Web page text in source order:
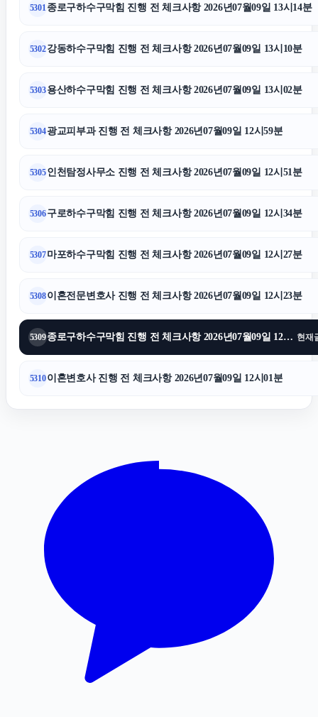
기아 EV3 장기렌트
수원마약전문변호사
강남하수구막힘
5301 종로구하수구막힘 진행 전 체크사항 2026년07월09일 13시14분
5302강동하수구막힘 진행 전 체크사항 2026년07월09일 13시10분
5303용산하수구막힘 진행 전 체크사항 2026년07월09일 13시02분
5304광교피부과 진행 전 체크사항 2026년07월09일 12시59분
5305인천탐정사무소 진행 전 체크사항 2026년07월09일 12시51분
5306구로하수구막힘 진행 전 체크사항 2026년07월09일 12시34분
5307마포하수구막힘 진행 전 체크사항 2026년07월09일 12시27분
5308이혼전문변호사 진행 전 체크사항 2026년07월09일 12시23분
5309 종로구하수구막힘 진행 전 체크사항 2026년07월09일 12시13분 현재
5310이혼변호사 진행 전 체크사항 2026년07월09일 12시01분